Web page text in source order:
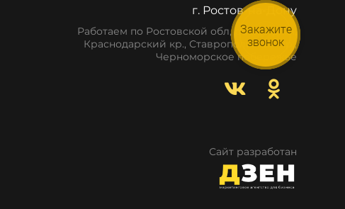
г. Ростов-на-Дону
Работаем по Ростовской обл, респ. Крым,
Краснодарский кр., Ставропольский кр.,
Черноморское побережье
Сайт разработан
Закажите
звонок